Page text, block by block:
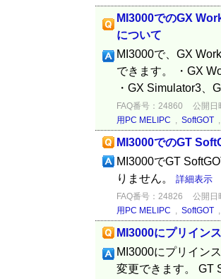
MI3000でのGX
について
MI3000で、GX
できます。 ・GX
・GX Simulator3、
FAQ番号：24860
公開日
用PC MELIPC , SoftGOT
MI3000でのGT
MI3000でGT
りません。 詳細表示
FAQ番号：24826
公開日
用PC MELIPC , SoftGOT
MI3000にプリイン
MI3000にプリイン
変更できます。 GT